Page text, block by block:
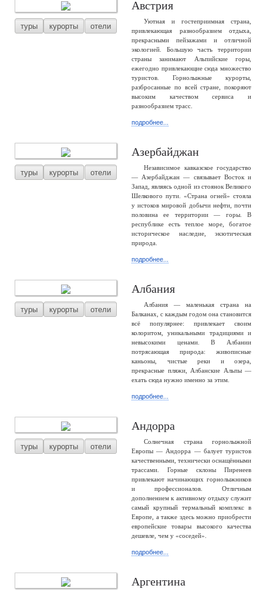
туры курорты отели
Австрия
Уютная и гостеприимная страна,
привлекающая разнообразием отдыха,
прекрасными пейзажами и отличной
экологией. Большую часть территории
страны занимают Альпийские горы,
ежегодно привлекающие сюда множество
туристов. Горнолыжные курорты,
разбросанные по всей стране, покоряют
высоким качеством сервиса и
разнообразием трасс.
подробнее...
туры курорты отели
Азербайджан
Независимое кавказское государство
— Азербайджан — связывает Восток и
Запад, являясь одной из стоянок Великого
Шелкового пути. «Страна огней» стояла
у истоков мировой добычи нефти, почти
половина ее территории — горы. В
республике есть теплое море, богатое
историческое наследие, экзотическая
природа.
подробнее...
туры курорты отели
Албания
Албания — маленькая страна на
Балканах, с каждым годом она становится
всё популярнее: привлекает своим
колоритом, уникальными традициями и
невысокими ценами. В Албании
потрясающая природа: живописные
каньоны, чистые реки и озера,
прекрасные пляжи, Албанские Альпы —
ехать сюда нужно именно за этим.
подробнее...
туры курорты отели
Андорра
Солнечная страна горнолыжной
Европы — Андорра — балует туристов
качественными, технически оснащёнными
трассами. Горные склоны Пиренеев
привлекают начинающих горнолыжников
и профессионалов. Отличным
дополнением к активному отдыху служит
самый крупный термальный комплекс в
Европе, а также здесь можно приобрести
европейские товары высокого качества
дешевле, чем у «соседей».
подробнее...
Аргентина